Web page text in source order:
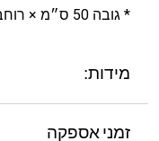
* גובה 50 ס״מ × רוחב 15 ס״מ × עומק 20 ס״מ.
מידות:
זמני אספקה